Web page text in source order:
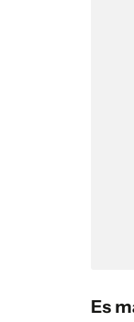
Es